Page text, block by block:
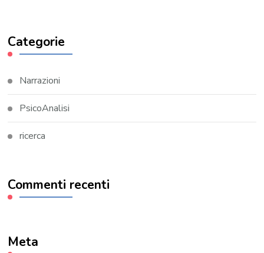
Categorie
Narrazioni
PsicoAnalisi
ricerca
Commenti recenti
Meta